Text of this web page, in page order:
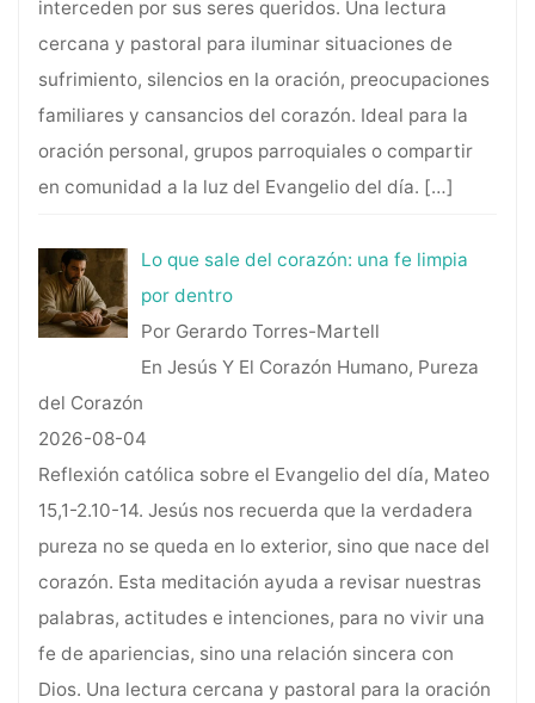
interceden por sus seres queridos. Una lectura
cercana y pastoral para iluminar situaciones de
sufrimiento, silencios en la oración, preocupaciones
familiares y cansancios del corazón. Ideal para la
oración personal, grupos parroquiales o compartir
en comunidad a la luz del Evangelio del día. […]
Lo que sale del corazón: una fe limpia
por dentro
Por Gerardo Torres-Martell
En Jesús Y El Corazón Humano, Pureza
del Corazón
2026-08-04
Reflexión católica sobre el Evangelio del día, Mateo
15,1-2.10-14. Jesús nos recuerda que la verdadera
pureza no se queda en lo exterior, sino que nace del
corazón. Esta meditación ayuda a revisar nuestras
palabras, actitudes e intenciones, para no vivir una
fe de apariencias, sino una relación sincera con
Dios. Una lectura cercana y pastoral para la oración